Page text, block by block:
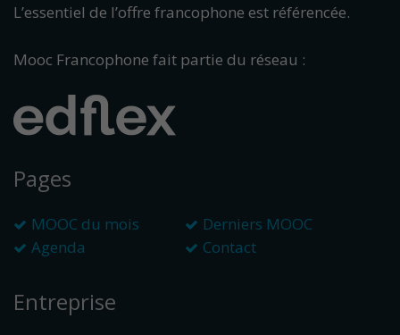
L’essentiel de l’offre francophone est référencée.
Mooc Francophone fait partie du réseau :
Pages
MOOC du mois
Derniers MOOC
Agenda
Contact
Entreprise